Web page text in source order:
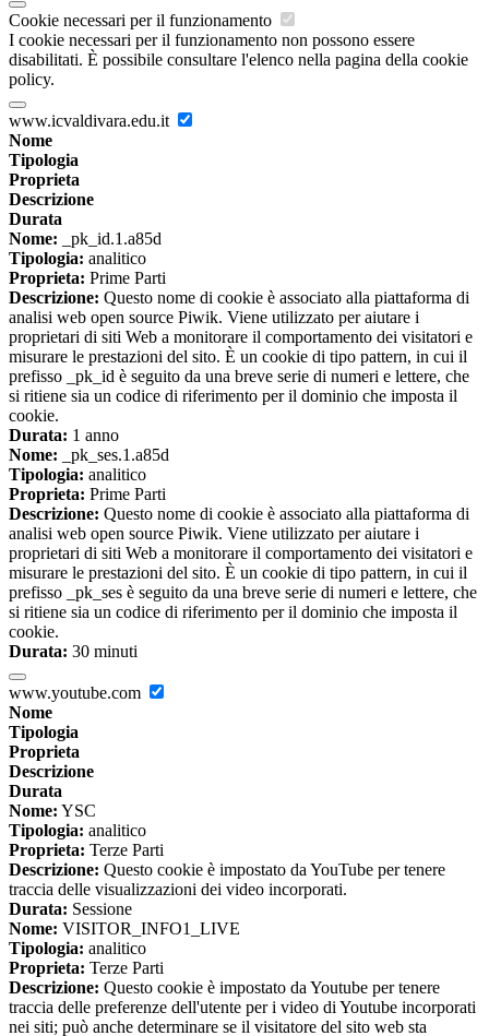
Cookie necessari per il funzionamento
I cookie necessari per il funzionamento non possono essere
disabilitati. È possibile consultare l'elenco nella pagina della cookie
policy.
www.icvaldivara.edu.it
Nome
Tipologia
Proprieta
Descrizione
Durata
Nome: _pk_id.1.a85d
Tipologia: analitico
Proprieta: Prime Parti
Descrizione: Questo nome di cookie è associato alla piattaforma di
analisi web open source Piwik. Viene utilizzato per aiutare i
proprietari di siti Web a monitorare il comportamento dei visitatori e
misurare le prestazioni del sito. È un cookie di tipo pattern, in cui il
prefisso _pk_id è seguito da una breve serie di numeri e lettere, che
si ritiene sia un codice di riferimento per il dominio che imposta il
cookie.
Durata: 1 anno
Nome: _pk_ses.1.a85d
Tipologia: analitico
Proprieta: Prime Parti
Descrizione: Questo nome di cookie è associato alla piattaforma di
analisi web open source Piwik. Viene utilizzato per aiutare i
proprietari di siti Web a monitorare il comportamento dei visitatori e
misurare le prestazioni del sito. È un cookie di tipo pattern, in cui il
prefisso _pk_ses è seguito da una breve serie di numeri e lettere, che
si ritiene sia un codice di riferimento per il dominio che imposta il
cookie.
Durata: 30 minuti
www.youtube.com
Nome
Tipologia
Proprieta
Descrizione
Durata
Nome: YSC
Tipologia: analitico
Proprieta: Terze Parti
Descrizione: Questo cookie è impostato da YouTube per tenere
traccia delle visualizzazioni dei video incorporati.
Durata: Sessione
Nome: VISITOR_INFO1_LIVE
Tipologia: analitico
Proprieta: Terze Parti
Descrizione: Questo cookie è impostato da Youtube per tenere
traccia delle preferenze dell'utente per i video di Youtube incorporati
nei siti; può anche determinare se il visitatore del sito web sta